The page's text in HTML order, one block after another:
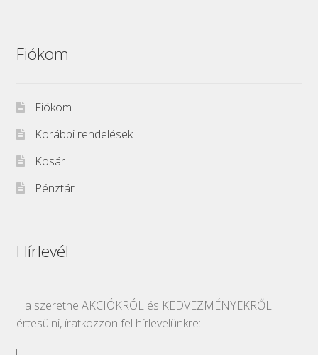
Fiókom
Fiókom
Korábbi rendelések
Kosár
Pénztár
Hírlevél
Ha szeretne AKCIÓKRÓL és KEDVEZMÉNYEKRŐL
értesülni, íratkozzon fel hírlevelünkre: